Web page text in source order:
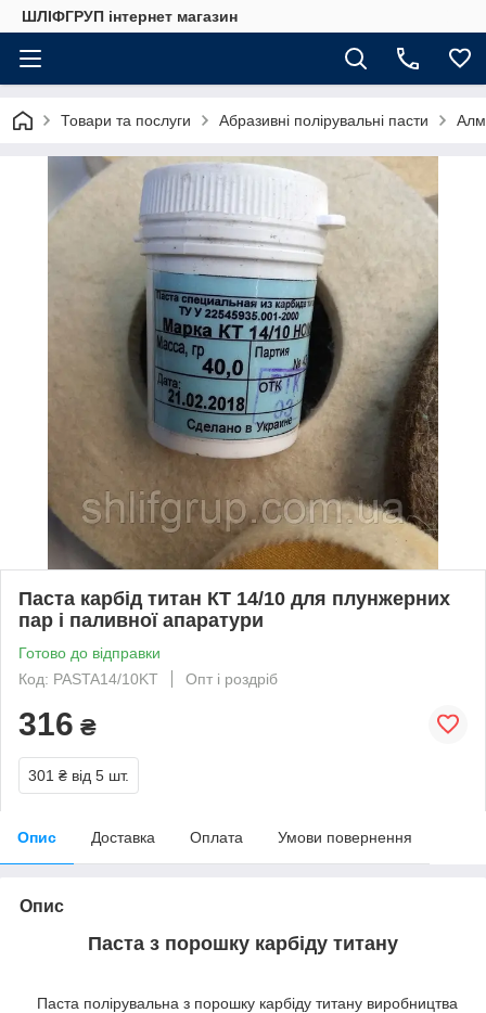
ШЛІФГРУП інтернет магазин
Товари та послуги Абразивні полірувальні пасти
Паста карбід титан КТ 14/10 для плунжерних
пар і паливної апаратури
Готово до відправки
Код: PASTA14/10KT
Опт і роздріб
316 ₴
301 ₴ від 5 шт.
Опис Доставка Оплата Умови повернення
Опис
Паста з порошку карбіду титану
Паста полірувальна з порошку карбіду титану виробництва